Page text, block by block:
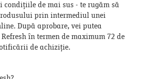
de mai sus - te rugăm să
prin intermediul unei
După aprobare, vei putea
în termen de maximum 72 de
de achiziție.